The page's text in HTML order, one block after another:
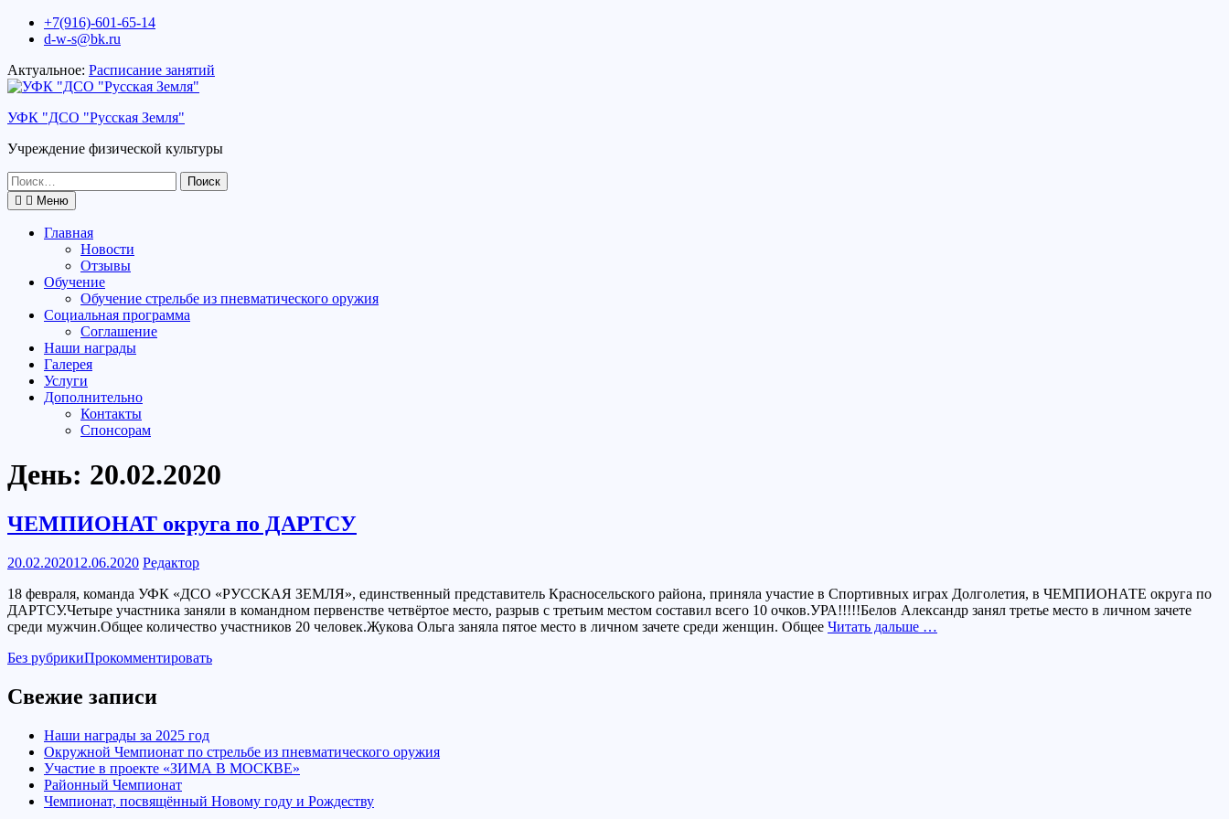
Перейти+7(916)-601-65-14
d-w-s@bk.ru
Актуальное: Расписание занятий
УФК "ДСО "Русская Земля"
Учреждение физической культуры
Поиск
по:
Меню
Главная
Новости
Отзывы
Обучение
Обучение стрельбе из пневматического оружия
Социальная программа
Соглашение
Наши награды
Галерея
Услуги
Дополнительно
Контакты
Спонсорам
День: 20.02.2020
ЧЕМПИОНАТ округа по ДАРТСУ
20.02.202012.06.2020 Редактор
18 февраля, команда УФК «ДСО «РУССКАЯ ЗЕМЛЯ», единственный представитель Красносельского района, приняла участие в Спортивных играх Долголетия, в ЧЕМПИОНАТЕ округа по
ДАРТСУ.Четыре участника заняли в командном первенстве четвёртое место, разрыв с третьим местом составил всего 10 очков.УРА!!!!!Белов Александр занял третье место в личном зачете
среди мужчин.Общее количество участников 20 человек.Жукова Ольга заняла пятое место в личном зачете среди женщин. Общее Читать дальше …
Без рубрикиПрокомментировать
Свежие записи
Наши награды за 2025 год
Окружной Чемпионат по стрельбе из пневматического оружия
Участие в проекте «ЗИМА В МОСКВЕ»
Районный Чемпионат
Чемпионат, посвящённый Новому году и Рождеству